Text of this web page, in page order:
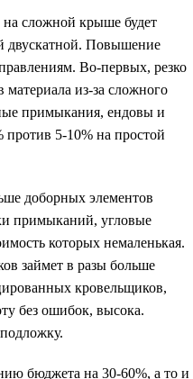
сложной крыше будет
двускатной. Повышение
Во-первых, резко
материала из-за сложного
примыкания, ендовы и
против 5-10% на простой
доборных элементов
примыканий, угловые
которых немаленькая.
займет в разы больше
кровельщиков,
без ошибок, высока.
бюджета на 30-60%, а то и